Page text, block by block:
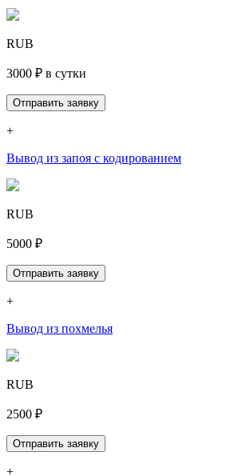
RUB
3000 ₽ в сутки
Отправить заявку
+
Вывод из запоя с кодированием
RUB
5000 ₽
Отправить заявку
+
Вывод из похмелья
RUB
2500 ₽
Отправить заявку
+